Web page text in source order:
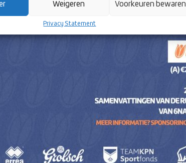
Weigeren Voorkeuren bewaren
Privacy Statement